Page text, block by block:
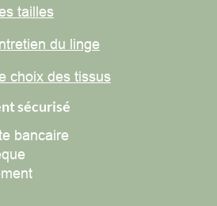
tailles
du linge
choix des tissus
sécurisé
bancaire